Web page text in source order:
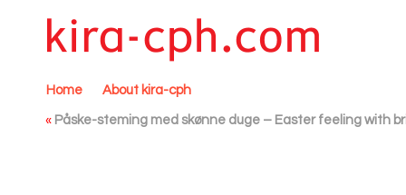
Home About kira-cph
« Påske-steming med skønne duge – Easter feeling with